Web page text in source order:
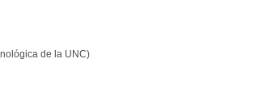
de la UNC)